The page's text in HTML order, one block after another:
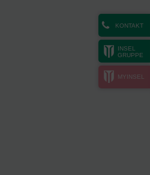
KONTAKT
INSEL
GRUPPE
MYINSEL